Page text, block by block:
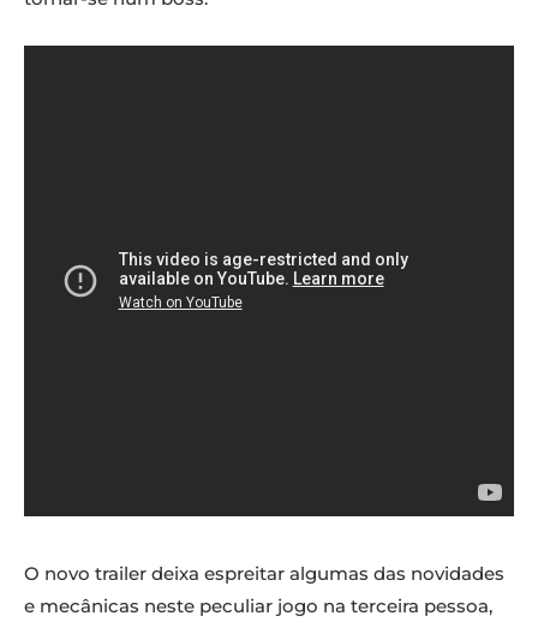
O novo trailer deixa espreitar algumas das novidades
e mecânicas neste peculiar jogo na terceira pessoa,